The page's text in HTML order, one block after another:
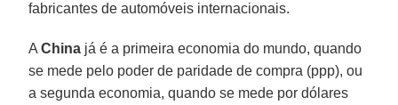
fabricantes de automóveis internacionais.
AChina já é a primeira economia do mundo, quando
se mede pelo poder de paridade de compra (ppp), ou
a segunda economia, quando se mede por dólares